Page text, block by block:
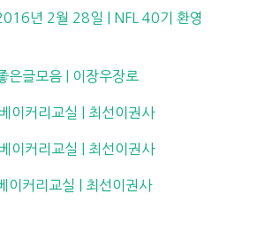
년 2월 28일 | NFL 40기 환영
은글모음 | 이장우장로
베이커리교실 | 최선이권사
베이커리교실 | 최선이권사
이커리교실 | 최선이권사